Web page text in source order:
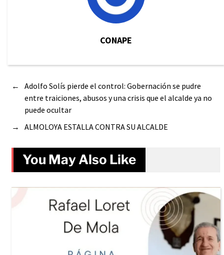
CONAPE
←
Adolfo Solís pierde el control: Gobernación se pudre
entre traiciones, abusos y una crisis que el alcalde ya no
puede ocultar
→
ALMOLOYA ESTALLA CONTRA SU ALCALDE
You May Also Like